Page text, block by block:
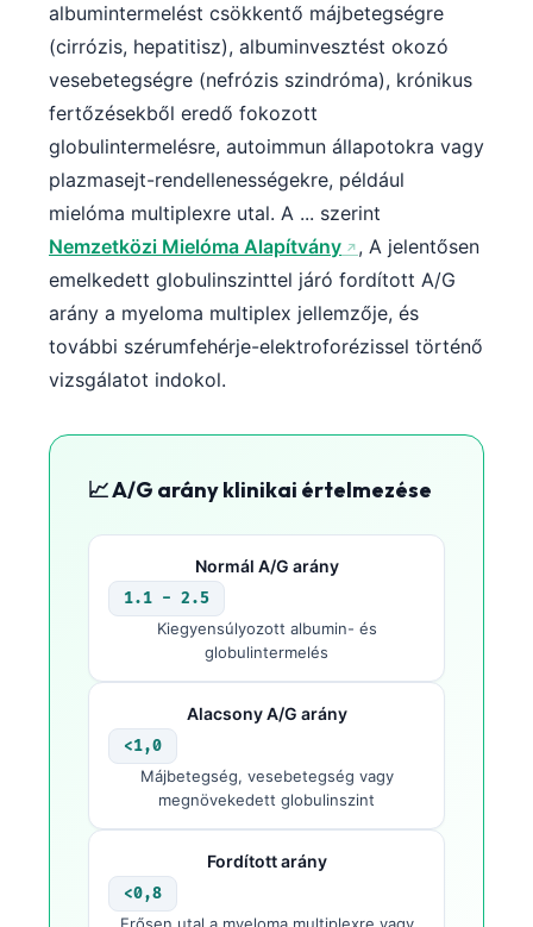
albumintermelést csökkentő májbetegségre
(cirrózis, hepatitisz), albuminvesztést okozó
vesebetegségre (nefrózis szindróma), krónikus
fertőzésekből eredő fokozott
globulintermelésre, autoimmun állapotokra vagy
plazmasejt-rendellenességekre, például
mielóma multiplexre utal. A ... szerint
Nemzetközi Mielóma Alapítvány
, A jelentősen
emelkedett globulinszinttel járó fordított A/G
arány a myeloma multiplex jellemzője, és
további szérumfehérje-elektroforézissel történő
vizsgálatot indokol.
📈 A/G arány klinikai értelmezése
Normál A/G arány
1.1 - 2.5
Kiegyensúlyozott albumin- és
globulintermelés
Alacsony A/G arány
<1,0
Májbetegség, vesebetegség vagy
megnövekedett globulinszint
Fordított arány
<0,8
Shqip
বাংলা
اردو
తెలుగు
ગુજરાતી
മലയാളം
Bahasa Melayu
Tagalog
Kiswahili
አማርኛ
Українська
O‘zbekcha
Català
Suomi
Hrvatski
Slovenčina